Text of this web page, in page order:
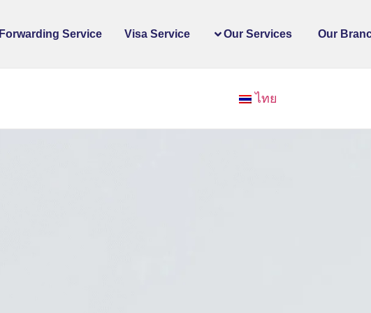
Forwarding Service Visa Service Our Services Our
ไทย